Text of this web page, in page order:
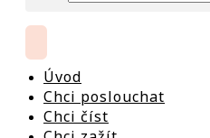
Úvod
Chci poslouchat
Chci číst